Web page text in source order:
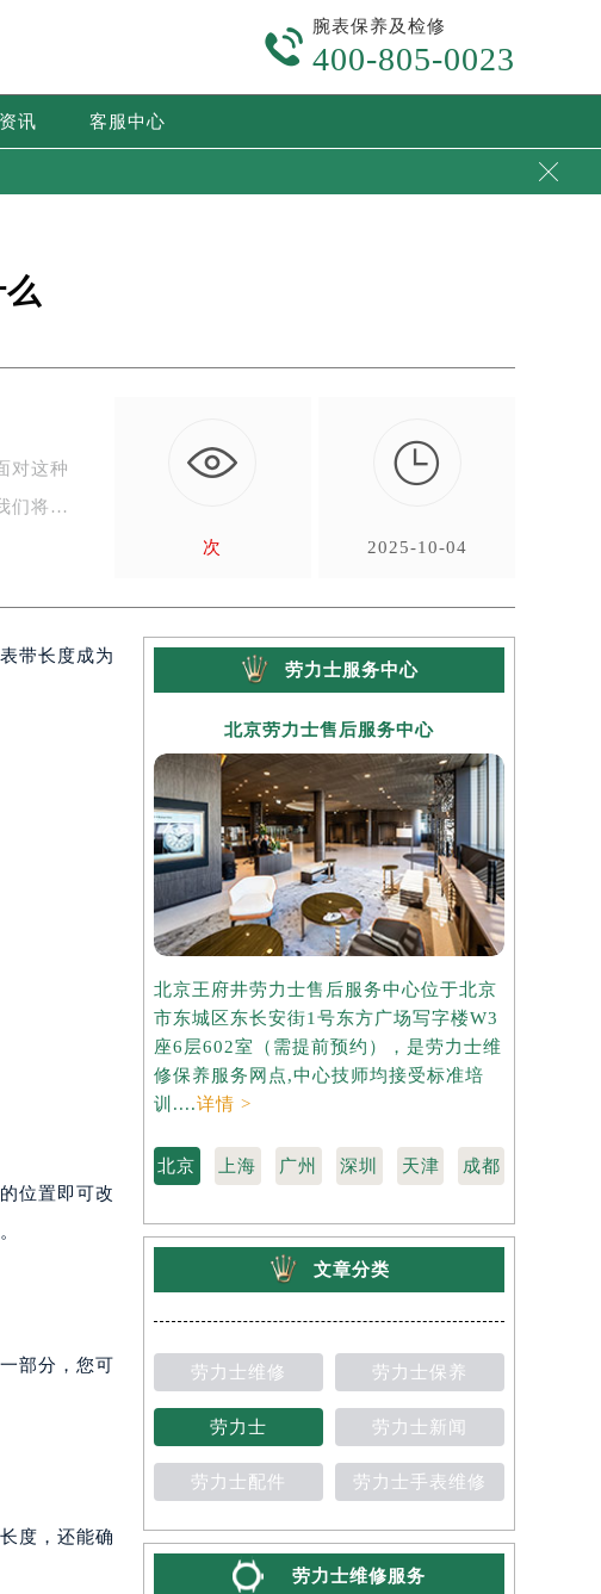

腕表保养及检修
400-805-0023
讯 客服中心

对这种
们将…
次

2025-10-04
带长度成为
位置即可改
部分，您可
度，还能确
劳力士服务中心
北京劳力士售后服务中心
北京王府井劳力士售后服务中心位于北京
市东城区东长安街1号东方广场写字楼W3
座6层602室（需提前预约），是劳力士维
修保养服务网点,中心技师均接受标准培
训....详情 >
北京 上海 广州 深圳 天津 成都
文章分类
劳力士维修 劳力士保养
劳力士 劳力士新闻
劳力士配件 劳力士手表维修
劳力士维修服务